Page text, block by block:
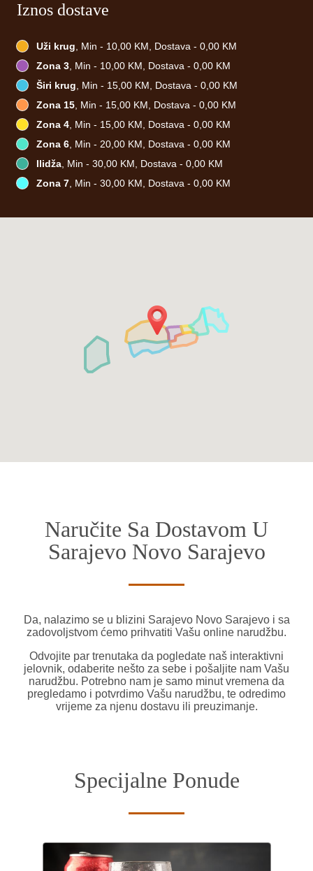
Iznos dostave
Uži krug, Min - 10,00 KM, Dostava - 0,00 KM
Zona 3, Min - 10,00 KM, Dostava - 0,00 KM
Širi krug, Min - 15,00 KM, Dostava - 0,00 KM
Zona 15, Min - 15,00 KM, Dostava - 0,00 KM
Zona 4, Min - 15,00 KM, Dostava - 0,00 KM
Zona 6, Min - 20,00 KM, Dostava - 0,00 KM
Ilidža, Min - 30,00 KM, Dostava - 0,00 KM
Zona 7, Min - 30,00 KM, Dostava - 0,00 KM
Naručite Sa Dostavom U
Sarajevo Novo Sarajevo
Da, nalazimo se u blizini Sarajevo Novo Sarajevo i sa
zadovoljstvom ćemo prihvatiti Vašu online narudžbu.
Odvojite par trenutaka da pogledate naš interaktivni
jelovnik, odaberite nešto za sebe i pošaljite nam Vašu
narudžbu. Potrebno nam je samo minut vremena da
pregledamo i potvrdimo Vašu narudžbu, te odredimo
vrijeme za njenu dostavu ili preuzimanje.
Specijalne Ponude